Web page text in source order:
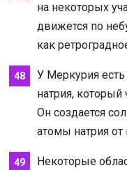
на некоторых
движется по
как
У Меркурия есть
натрия,
Он создается
атомы натрия от
Некоторые